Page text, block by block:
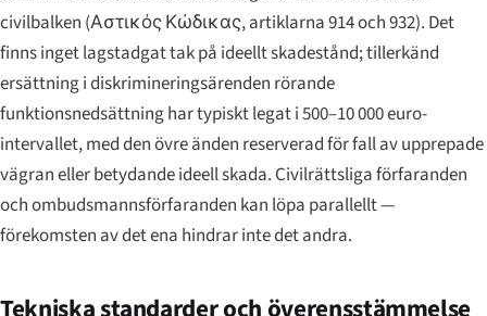
civilbalken (Αστικός Κώδικας, artiklarna 914 och 932). Det
finns inget lagstadgat tak på ideellt skadestånd; tillerkänd
ersättning i diskrimineringsärenden rörande
funktionsnedsättning har typiskt legat i 500–10 000 euro-
intervallet, med den övre änden reserverad för fall av upprepade
vägran eller betydande ideell skada. Civilrättsliga förfaranden
och ombudsmannsförfaranden kan löpa parallellt —
förekomsten av det ena hindrar inte det andra.
Tekniska standarder och överensstämmelse